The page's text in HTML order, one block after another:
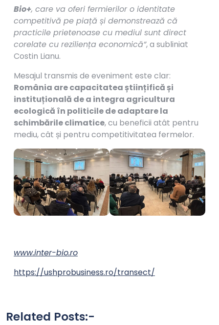
Bio+, care va oferi fermierilor o identitate
competitivă pe piață și demonstrează că
practicile prietenoase cu mediul sunt direct
corelate cu reziliența economică”, a subliniat
Costin Lianu.
Mesajul transmis de eveniment este clar:
România are capacitatea științifică și
instituțională de a integra agricultura
ecologică în politicile de adaptare la
schimbările climatice, cu beneficii atât pentru
mediu, cât și pentru competitivitatea fermelor.
www.inter-bio.ro
https://ushprobusiness.ro/transect/
Related Posts:-